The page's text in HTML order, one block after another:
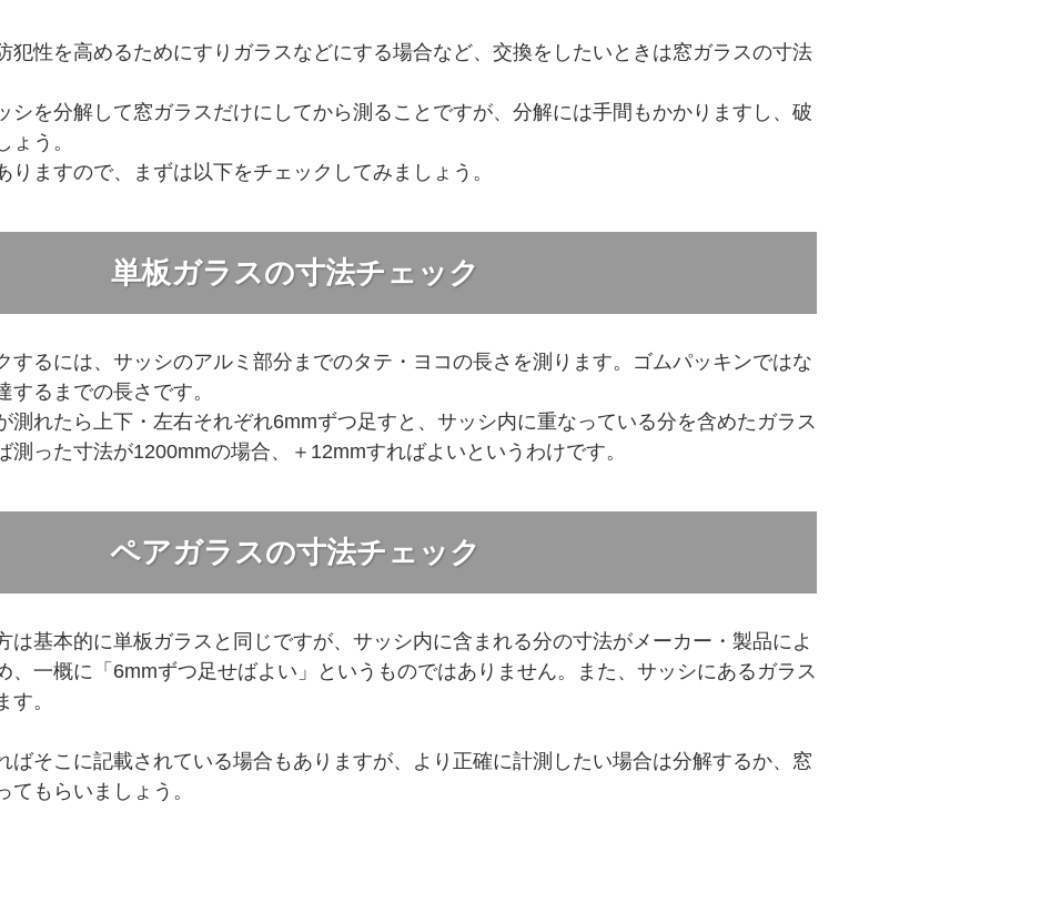
犯性を高めるためにすりガラスなどにする場合など、交換をしたいときは窓ガラスの寸法
シを分解して窓ガラスだけにしてから測ることですが、分解には手間もかかりますし、破
う。
りますので、まずは以下をチェックしてみましょう。
単板ガラスの寸法チェック
するには、サッシのアルミ部分までのタテ・ヨコの長さを測ります。ゴムパッキンではな
するまでの長さです。
測れたら上下・左右それぞれ6mmずつ足すと、サッシ内に重なっている分を含めたガラス
測った寸法が1200mmの場合、＋12mmすればよいというわけです。
ペアガラスの寸法チェック
は基本的に単板ガラスと同じですが、サッシ内に含まれる分の寸法がメーカー・製品によ
、一概に「6mmずつ足せばよい」というものではありません。また、サッシにあるガラス
。
ばそこに記載されている場合もありますが、より正確に計測したい場合は分解するか、窓
てもらいましょう。